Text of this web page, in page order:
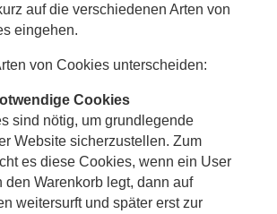
auf die verschiedenen Arten von
eingehen.
von Cookies unterscheiden:
Cookies
sind nötig, um grundlegende
Website sicherzustellen. Zum
es diese Cookies, wenn ein User
den Warenkorb legt, dann auf
weitersurft und später erst zur